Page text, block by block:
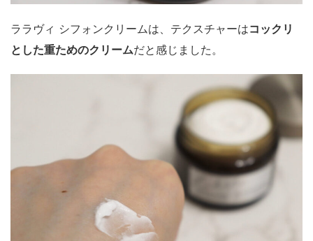
ララヴィ シフォンクリームは、テクスチャーはコックリ
とした重ためのクリームだと感じました。